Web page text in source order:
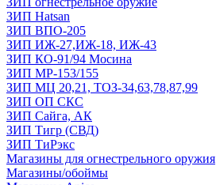
ЗИП Hatsan
ЗИП ВПО-205
ЗИП ИЖ-27,ИЖ-18, ИЖ-43
ЗИП КО-91/94 Мосина
ЗИП МР-153/155
ЗИП МЦ 20,21, ТОЗ-34,63,78,87,99
ЗИП ОП СКС
ЗИП Сайга, АК
ЗИП Тигр (СВД)
ЗИП ТиРэкс
Магазины для огнестрельного оружия
Магазины/обоймы